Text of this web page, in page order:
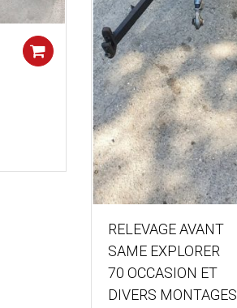
Add to cart
RELEVAGE AVANT
SAME EXPLORER
70 OCCASION ET
DIVERS MONTAGES